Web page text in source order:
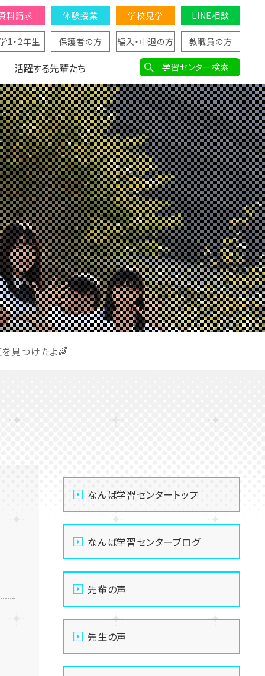
活躍する先輩たち
料請求 体験授業 学校見学 LINE相談
1・2年生 保護者の方 編入・中退の方 教職員の方
学習センター検索
を見つけたよ🌈
なんば学習センタートップ
なんば学習センターブログ
先輩の声
先生の声